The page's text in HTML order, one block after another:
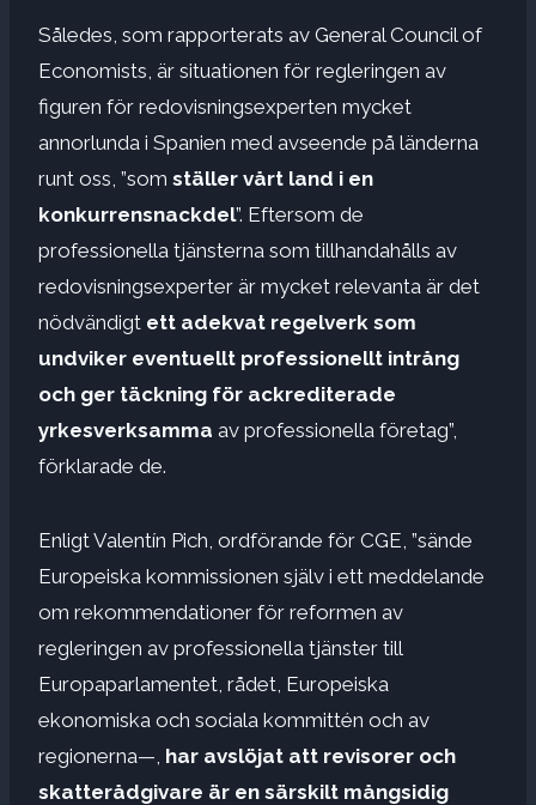
Således, som rapporterats av General Council of
Economists, är situationen för regleringen av
figuren för redovisningsexperten mycket
annorlunda i Spanien med avseende på länderna
runt oss, ”som ställer vårt land i en
konkurrensnackdel”. Eftersom de
professionella tjänsterna som tillhandahålls av
redovisningsexperter är mycket relevanta är det
nödvändigt ett adekvat regelverk som
undviker eventuellt professionellt intrång
och ger täckning för ackrediterade
yrkesverksamma av professionella företag”,
förklarade de.
Enligt Valentín Pich, ordförande för CGE, ”sände
Europeiska kommissionen själv i ett meddelande
om rekommendationer för reformen av
regleringen av professionella tjänster till
Europaparlamentet, rådet, Europeiska
ekonomiska och sociala kommittén och av
regionerna—, har avslöjat att revisorer och
skatterådgivare är en särskilt mångsidig